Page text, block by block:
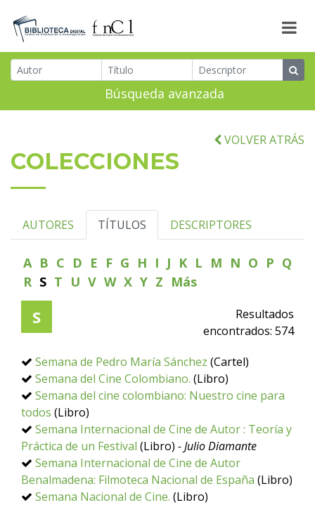
Búsqueda avanzada
VOLVER ATRÁS
COLECCIONES
AUTORES TÍTULOS DESCRIPTORES
A B C D E F G H I J K L M N O P Q
R S T U V W X Y Z Más
S
Resultados
encontrados: 574
Semana de Pedro María Sánchez (Cartel)
Semana del Cine Colombiano. (Libro)
Semana del cine colombiano: Nuestro cine para
todos (Libro)
Semana Internacional de Cine de Autor : Teoría y
Práctica de un Festival (Libro) - Julio Diamante
Semana Internacional de Cine de Autor
Benalmadena: Filmoteca Nacional de España (Libro)
Semana Nacional de Cine. (Libro)